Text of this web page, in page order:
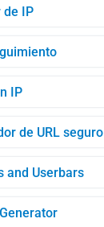
de IP
IP
de URL seguro
and Userbars